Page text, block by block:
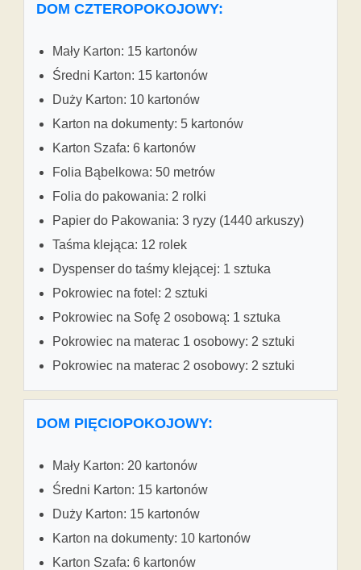
DOM CZTEROPOKOJOWY:
Mały Karton: 15 kartonów
Średni Karton: 15 kartonów
Duży Karton: 10 kartonów
Karton na dokumenty: 5 kartonów
Karton Szafa: 6 kartonów
Folia Bąbelkowa: 50 metrów
Folia do pakowania: 2 rolki
Papier do Pakowania: 3 ryzy (1440 arkuszy)
Taśma klejąca: 12 rolek
Dyspenser do taśmy klejącej: 1 sztuka
Pokrowiec na fotel: 2 sztuki
Pokrowiec na Sofę 2 osobową: 1 sztuka
Pokrowiec na materac 1 osobowy: 2 sztuki
Pokrowiec na materac 2 osobowy: 2 sztuki
DOM PIĘCIOPOKOJOWY:
Mały Karton: 20 kartonów
Średni Karton: 15 kartonów
Duży Karton: 15 kartonów
Karton na dokumenty: 10 kartonów
Karton Szafa: 6 kartonów